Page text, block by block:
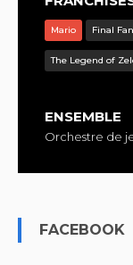
Mario Final
The Legend of
ENSEMBLE
Orchestre de
FACEBOOK